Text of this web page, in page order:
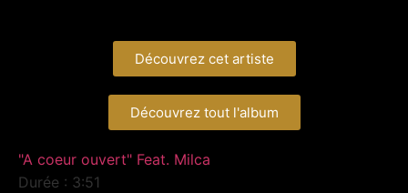
Découvrez cet artiste
Découvrez tout l'album
"A coeur ouvert" Feat. Milca
Durée : 3:51